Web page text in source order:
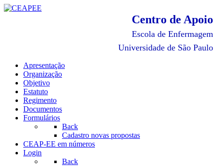
Centro de Apoio
Escola de Enfermagem
Universidade de São Paulo
Apresentação
Organização
Objetivo
Estatuto
Regimento
Documentos
Formulários
Back
Cadastro novas propostas
CEAP-EE em números
Login
Back